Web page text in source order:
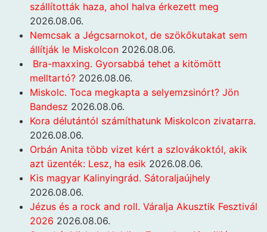
szállították haza, ahol halva érkezett meg
2026.08.06.
Nemcsak a Jégcsarnokot, de szökőkutakat sem
állítják le Miskolcon 2026.08.06.
Bra-maxxing. Gyorsabbá tehet a kitömött
melltartó? 2026.08.06.
Miskolc. Toca megkapta a selyemzsinórt? Jön
Bandesz 2026.08.06.
Kora délutántól számíthatunk Miskolcon zivatarra.
2026.08.06.
Orbán Anita több vizet kért a szlovákoktól, akik
azt üzenték: Lesz, ha esik 2026.08.06.
Kis magyar Kalinyingrád. Sátoraljaújhely
2026.08.06.
Jézus és a rock and roll. Váralja Akusztik Fesztivál
2026 2026.08.06.